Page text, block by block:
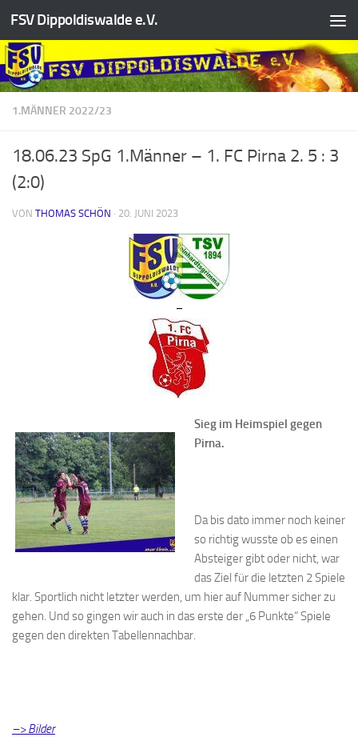
Zum Inhalt springen
FSV Dippoldiswalde e.V.
1.MÄNNER 2022/23
18.06.23 SpG 1.Männer – 1. FC Pirna 2. 5 : 3
(2:0)
VON THOMAS SCHÖN · 20. JUNI 2023
–
Sieg im Heimspiel gegen
Pirna.
Da bis dato immer noch keiner
so richtig wusste ob es einen
Absteiger gibt oder nicht, war
das Ziel für die letzten 2 Spiele
klar. Sportlich nicht letzter werden, um hier auf Nummer sicher zu
gehen. Und so gingen wir auch in das erste der „6 Punkte“ Spiele
gegen den direkten Tabellennachbar.
–> Bilder